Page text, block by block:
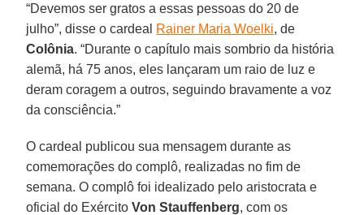
“Devemos ser gratos a essas pessoas do 20 de
julho”, disse o cardeal Rainer Maria Woelki, de
Colônia. “Durante o capítulo mais sombrio da história
alemã, há 75 anos, eles lançaram um raio de luz e
deram coragem a outros, seguindo bravamente a voz
da consciência.”
O cardeal publicou sua mensagem durante as
comemorações do complô, realizadas no fim de
semana. O complô foi idealizado pelo aristocrata e
oficial do ExércitoVon Stauffenberg, com os